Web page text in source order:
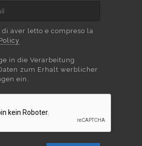
di aver letto e compreso la
in die Verarbeitung
zum Erhalt werblicher
ein.